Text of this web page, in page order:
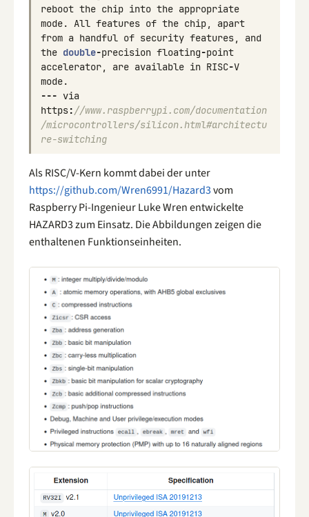
reboot the chip into the appropriate
mode. All features of the chip,
apart
from a handful of security features,
and
the double-precision floating-point
accelerator, are available in RISC-V
mode.
--- via
https://www.raspberrypi.com/documentation
/microcontrollers/silicon.html#architectu
re-switching
Als RISC/V-Kern kommt dabei der unter
https://github.com/Wren6991/Hazard3vom
Raspberry Pi-Ingenieur Luke Wren entwickelte
HAZARD3 zum Einsatz. Die Abbildungen zeigen die
enthaltenen Funktionseinheiten.